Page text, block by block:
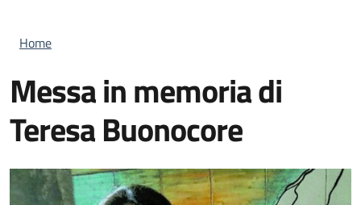
Briciole di pane
Home
Messa in memoria di
Teresa Buonocore